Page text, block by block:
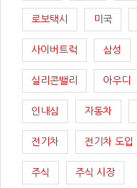
로보택시 미국
사이버트럭 삼성
실리콘밸리 아우디
인내심 자동차
전기차 전기차 도입
주식 주식 시장